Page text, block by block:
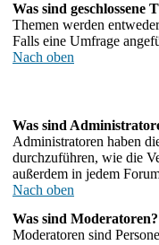
Was sind geschlossene
Themen werden
Falls eine Umfrage
Nach oben
Was sind
Administratoren haben
durchzuführen, wie die
außerdem in jedem
Nach oben
Was sind Moderatoren?
Moderatoren sind